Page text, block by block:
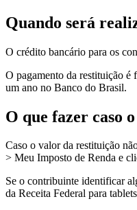
Quando será
O crédito bancário para os
O pagamento da restituição é
um ano no Banco do Brasil.
O que fazer caso
Caso o valor da restituição
> Meu Imposto de Renda e
Se o contribuinte identificar
da Receita Federal para